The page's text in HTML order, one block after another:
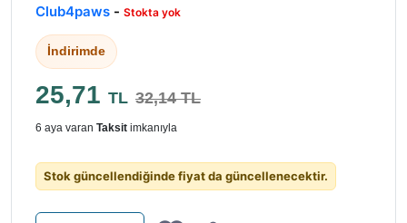
Club4paws - Stokta yok
İndirimde
25,71 TL 32,14 TL
6 aya varan Taksit imkanıyla
Stok güncellendiğinde fiyat da güncellenecektir.